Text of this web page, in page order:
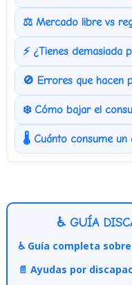
⚖️ Mercado libre vs
⚡ ¿Tienes demasiada
🚫 Errores que hacen
❄️ Cómo bajar el
🌡️ Cuánto consume un
♿ GUÍA
♿ Guía completa
📄 Ayudas por